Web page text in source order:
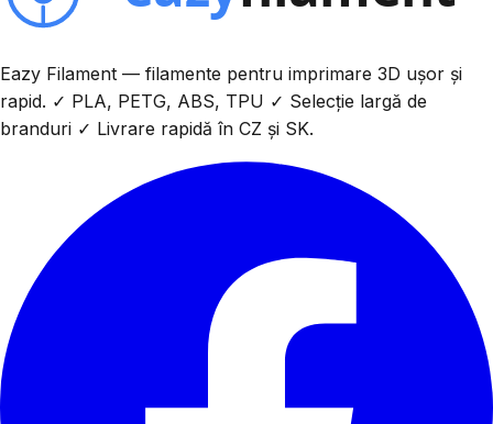
Eazy Filament — filamente pentru imprimare 3D ușor și
rapid. ✓ PLA, PETG, ABS, TPU ✓ Selecție largă de
branduri ✓ Livrare rapidă în CZ și SK.